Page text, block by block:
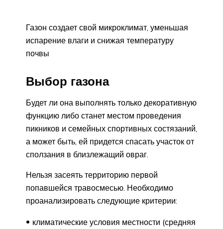
Газон создает свой микроклимат, уменьшая
испарение влаги и снижая температуру
почвы
Выбор газона
Будет ли она выполнять только декоративную
функцию либо станет местом проведения
пикников и семейных спортивных состязаний,
а может быть, ей придется спасать участок от
сползания в близлежащий овраг.
Нельзя засеять территорию первой
попавшейся травосмесью. Необходимо
проанализировать следующие критерии:
климатические условия местности (средняя